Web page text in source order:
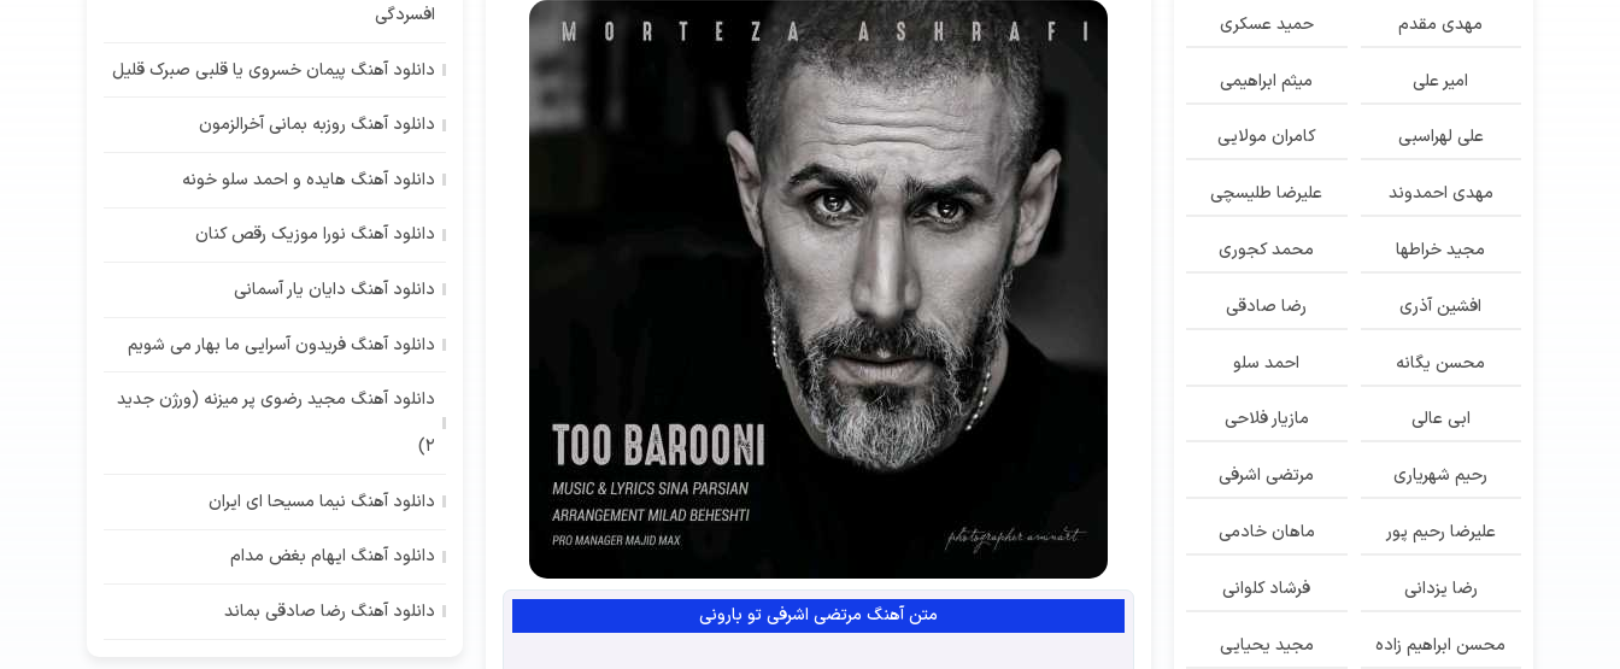
متن آهنگ مرتضی اشرفی تو بارونی
مهدی مقدم حمید عسکری
امیر علی میثم ابراهیمی
علی لهراسبی کامران مولایی
مهدی احمدوند علیرضا طلیسچی
مجید خراطها محمد کجوری
افشین آذری رضا صادقی
محسن یگانه احمد سلو
ابی عالی مازیار فلاحی
رحیم شهریاری مرتضی اشرفی
علیرضا رحیم پور ماهان خادمی
رضا یزدانی فرشاد کلوانی
محسن ابراهیم زاده مجید یحیایی
افسردگی
دانلود آهنگ پیمان خسروی یا قلبی صبرک قلیل
دانلود آهنگ روزبه بمانی آخرالزمون
دانلود آهنگ هایده و احمد سلو خونه
دانلود آهنگ نورا موزیک رقص کنان
دانلود آهنگ دایان یار آسمانی
دانلود آهنگ فریدون آسرایی ما بهار می شویم
دانلود آهنگ مجید رضوی پر میزنه (ورژن جدید
2)
دانلود آهنگ نیما مسیحا ای ایران
دانلود آهنگ ایهام بغض مدام
دانلود آهنگ رضا صادقی بماند